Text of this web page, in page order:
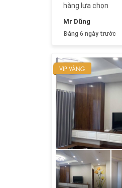
hàng lựa chọn
Mr Dũng
Đăng 6 ngày trước
VIP VÀNG